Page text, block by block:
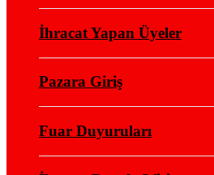
İhracat Yapan Üyeler
Pazara Giriş
Fuar Duyuruları